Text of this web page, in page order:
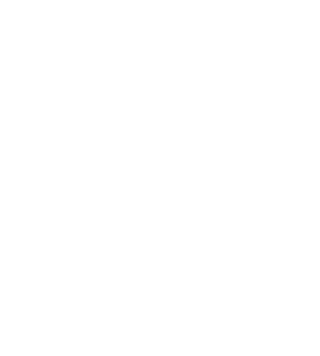
PRO дополнительно
среды поглощать,
аккумуляторов?